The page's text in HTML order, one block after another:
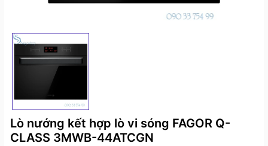
Lò nướng kết hợp lò vi sóng FAGOR Q-
CLASS 3MWB-44ATCGN